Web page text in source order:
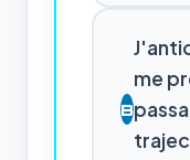
B
me